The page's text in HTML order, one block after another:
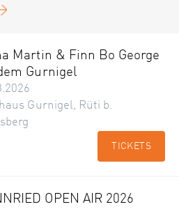
Martin & Finn Bo George
Gurnigel
Gurnigel, Rüti b.
TICKETS
OPEN AIR 2026